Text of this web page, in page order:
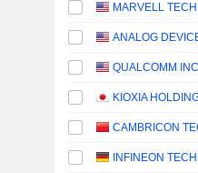
MARVELL
ANALOG
QUALCOMM
KIOXIA
INFINEON